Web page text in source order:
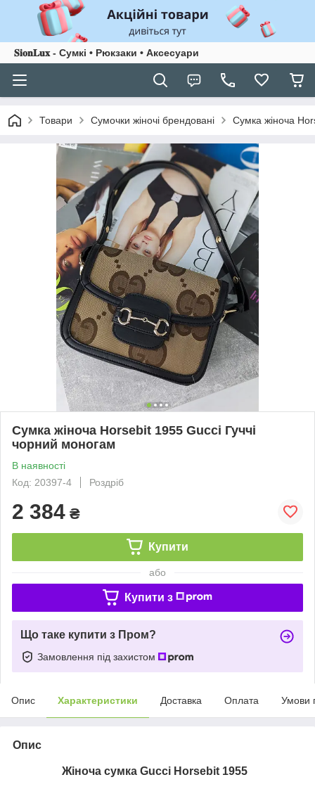
𝐒𝐢𝐨𝐧𝐋𝐮𝐱 - Сумкі • Рюкзаки • Аксесуари
Товари Сумочки жіночі брендовані Сумка жіноча
Сумка жіноча Horsebit 1955 Gucci Гуччі
чорний моногам
В наявності
Код: 20397-4
Роздріб
2 384 ₴
Купити
або
Купити з
Що таке купити з Пром?
Замовлення під захистом
Опис Характеристики Доставка Оплата Умови
Опис
Жіноча сумка Gucci Horsebit 1955